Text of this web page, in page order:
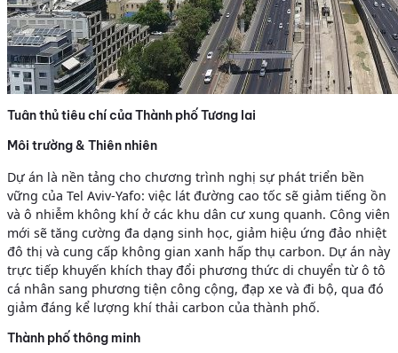
Tuân thủ tiêu chí của Thành phố Tương lai
Môi trường & Thiên nhiên
Dự án là nền tảng cho chương trình nghị sự phát triển bền
vững của Tel Aviv-Yafo: việc lát đường cao tốc sẽ giảm tiếng ồn
và ô nhiễm không khí ở các khu dân cư xung quanh. Công viên
mới sẽ tăng cường đa dạng sinh học, giảm hiệu ứng đảo nhiệt
đô thị và cung cấp không gian xanh hấp thụ carbon. Dự án này
trực tiếp khuyến khích thay đổi phương thức di chuyển từ ô tô
cá nhân sang phương tiện công cộng, đạp xe và đi bộ, qua đó
giảm đáng kể lượng khí thải carbon của thành phố.
Thành phố thông minh